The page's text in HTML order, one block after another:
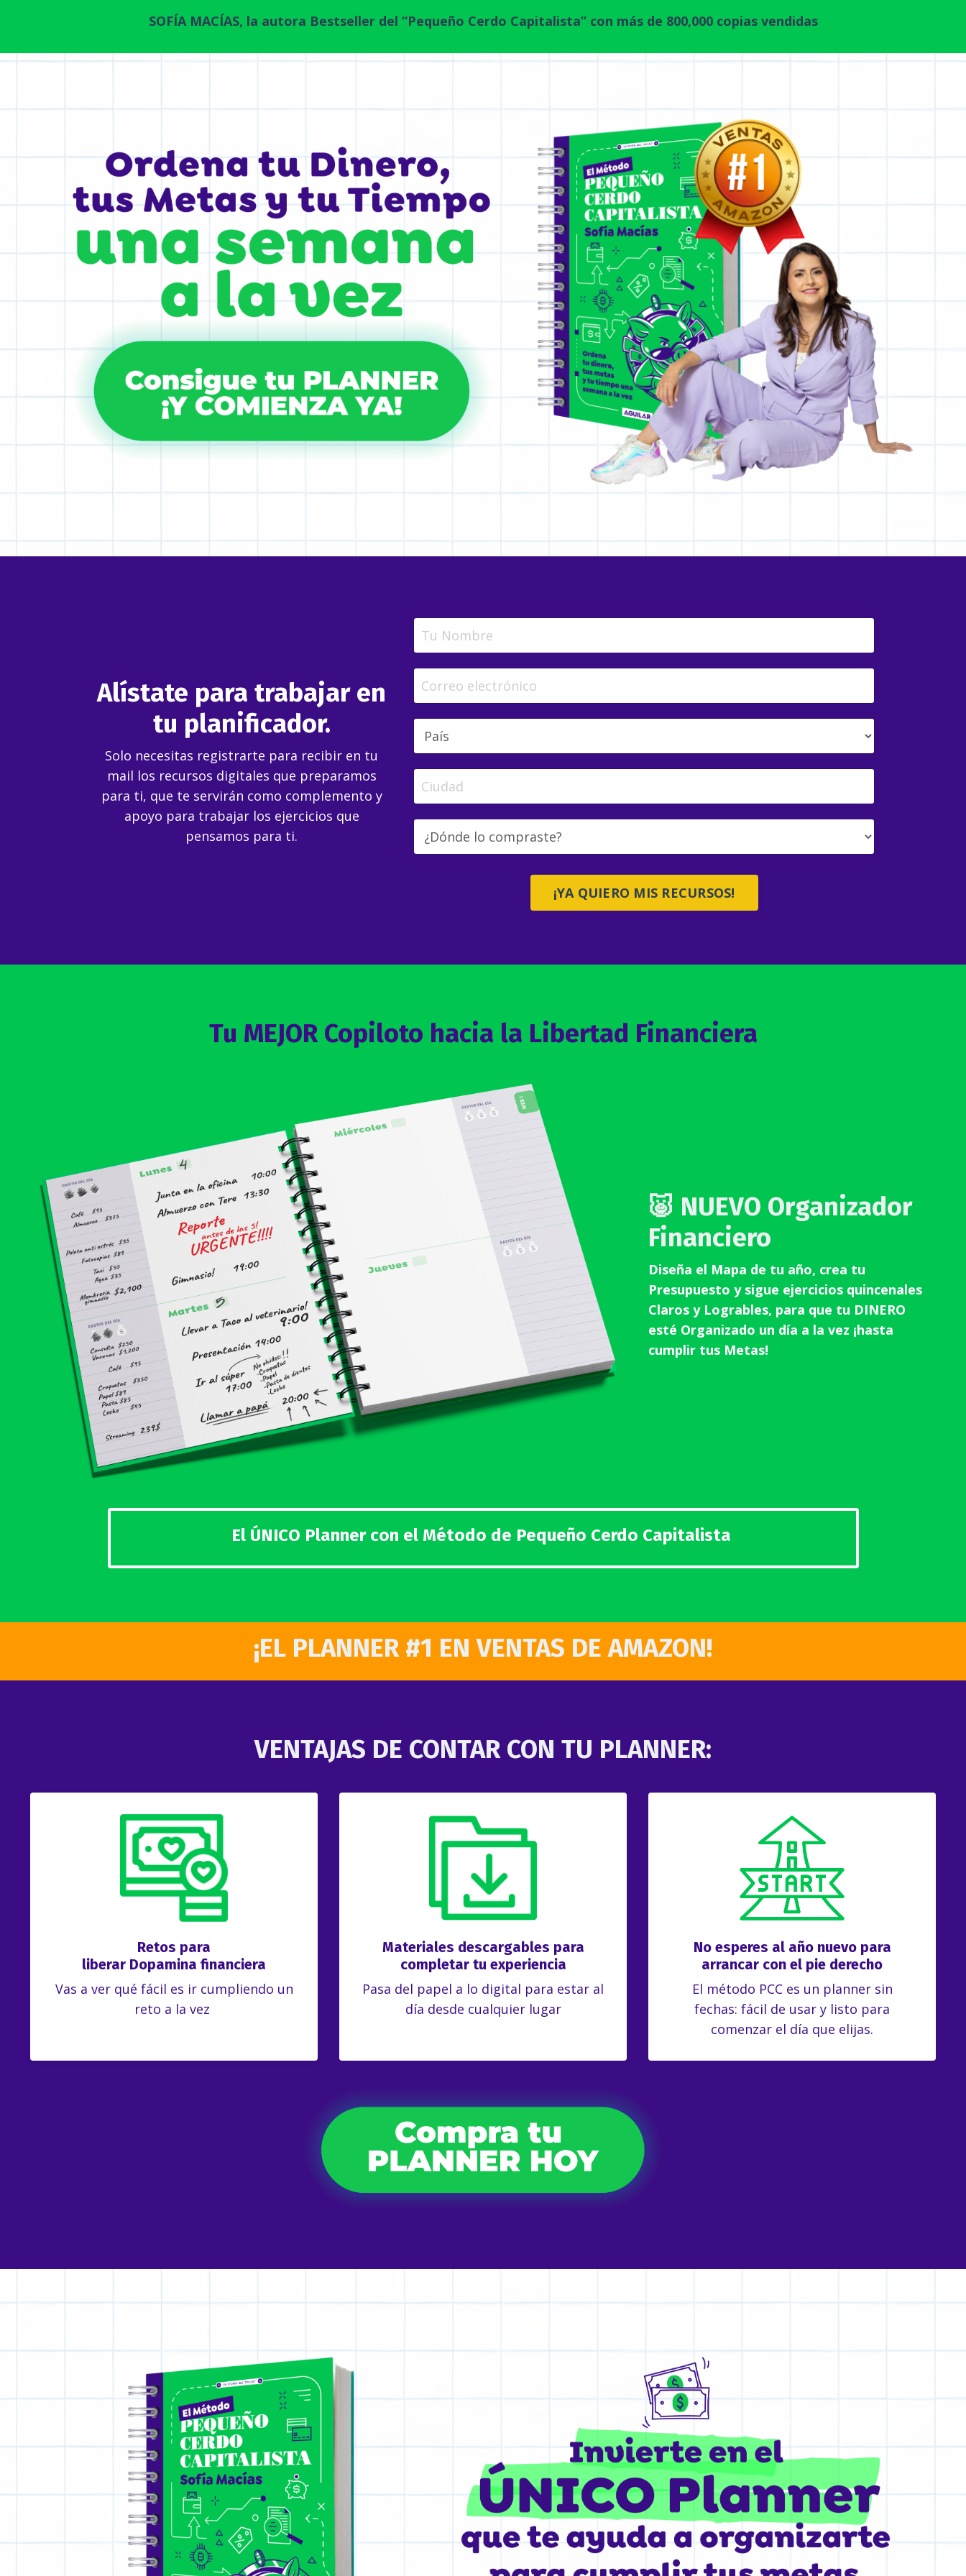
SOFÍA MACÍAS, la autora Bestseller del “Pequeño Cerdo Capitalista” con más de 800,000 copias vendidas
Alístate para trabajar en
tu planificador.
Solo necesitas registrarte para recibir en tu
mail los recursos digitales que preparamos
para ti, que te servirán como complemento y
apoyo para trabajar los ejercicios que
pensamos para ti.
¡YA QUIERO MIS RECURSOS!
Tu MEJOR Copiloto hacia la Libertad Financiera
🐷 NUEVO Organizador
Financiero
Diseña el Mapa de tu año, crea tu
Presupuesto y sigue ejercicios quincenales
Claros y Logrables, para que tu DINERO
esté Organizado un día a la vez ¡hasta
cumplir tus Metas!
El ÚNICO Planner con el Método de Pequeño Cerdo Capitalista
¡EL PLANNER #1 EN VENTAS DE AMAZON!
VENTAJAS DE CONTAR CON TU PLANNER:
Retos para
liberar Dopamina financiera
Vas a ver qué fácil es ir cumpliendo un
reto a la vez
Materiales descargables para
completar tu experiencia
Pasa del papel a lo digital para estar al
día desde cualquier lugar
No esperes al año nuevo para
arrancar con el pie derecho
El método PCC es un planner sin
fechas: fácil de usar y listo para
comenzar el día que elijas.